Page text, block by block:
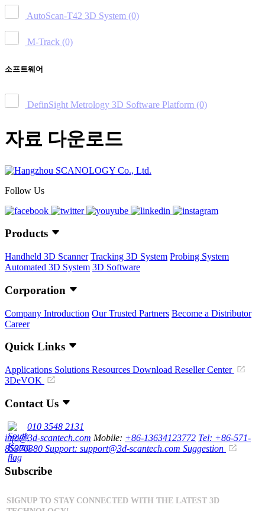
AutoScan-T42 3D System (0)
M-Track (0)
소프트웨어
DefinSight Metrology 3D Software Platform (0)
자료 다운로드
Follow Us
Products
Handheld 3D Scanner Tracking 3D System Probing System
Automated 3D System 3D Software
Corporation
Company Introduction Our Trusted Partners Become a Distributor
Career
Quick Links
Applications Solutions Resources Download Reseller Center
3DeVOK
Contact Us
010 3548 2131
info@3d-scantech.com Mobile: +86-13634123772 Tel: +86-571-
85370380 Support: support@3d-scantech.com Suggestion
Subscribe